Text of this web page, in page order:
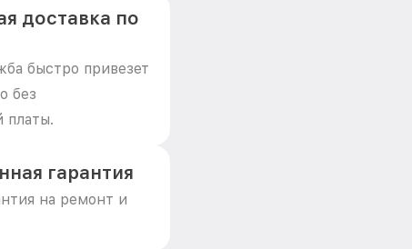
доставка по
быстро привезет
без
платы.
гарантия
на ремонт и